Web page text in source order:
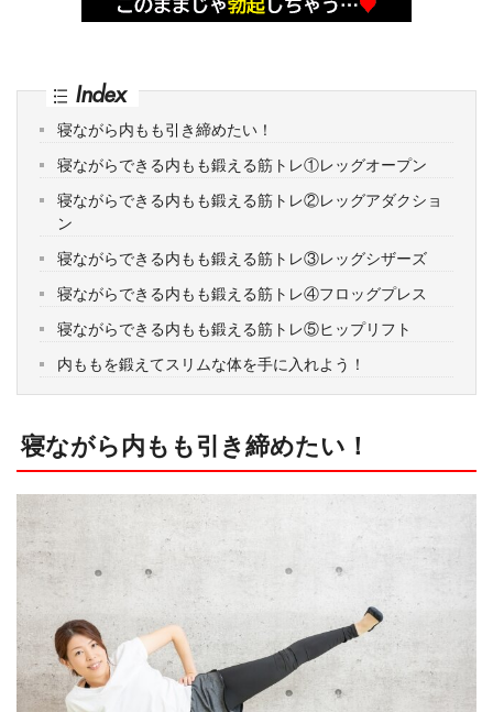
Index
寝ながら内もも引き締めたい！
寝ながらできる内もも鍛える筋トレ①レッグオープン
寝ながらできる内もも鍛える筋トレ②レッグアダクショ
ン
寝ながらできる内もも鍛える筋トレ③レッグシザーズ
寝ながらできる内もも鍛える筋トレ④フロッグプレス
寝ながらできる内もも鍛える筋トレ⑤ヒップリフト
内ももを鍛えてスリムな体を手に入れよう！
寝ながら内もも引き締めたい！